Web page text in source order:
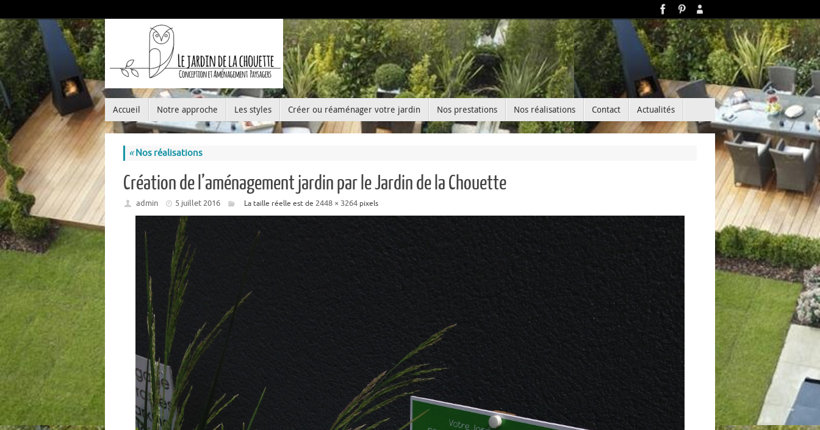
Accueil Notre approche Les styles Créer ou réaménager votre jardin Nos prestations Nos réalisations Contact Actualités
«Nos réalisations
Création de l’aménagement jardin par le Jardin de la Chouette
admin 5 juillet 2016 La taille réelle est de 2448 × 3264pixels